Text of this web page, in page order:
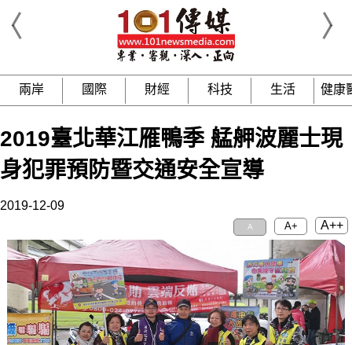
兩岸 國際 財經 科技 生活 健康
2019臺北華江雁鴨季 艋舺波麗士現
身犯罪預防暨交通安全宣導
2019-12-09
A A+ A++